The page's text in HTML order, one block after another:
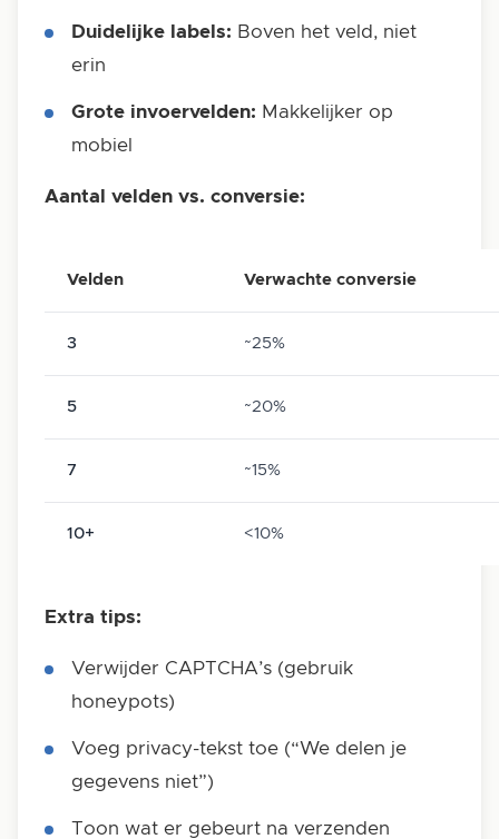
Duidelijke labels: Boven het veld, niet
erin
Grote invoervelden: Makkelijker op
mobiel
Aantal velden vs. conversie:
Velden Verwachte conversie
3 ~25%
5 ~20%
7 ~15%
10+ <10%
Extra tips:
Verwijder CAPTCHA’s (gebruik
honeypots)
Voeg privacy-tekst toe (“We delen je
gegevens niet”)
Toon wat er gebeurt na verzenden